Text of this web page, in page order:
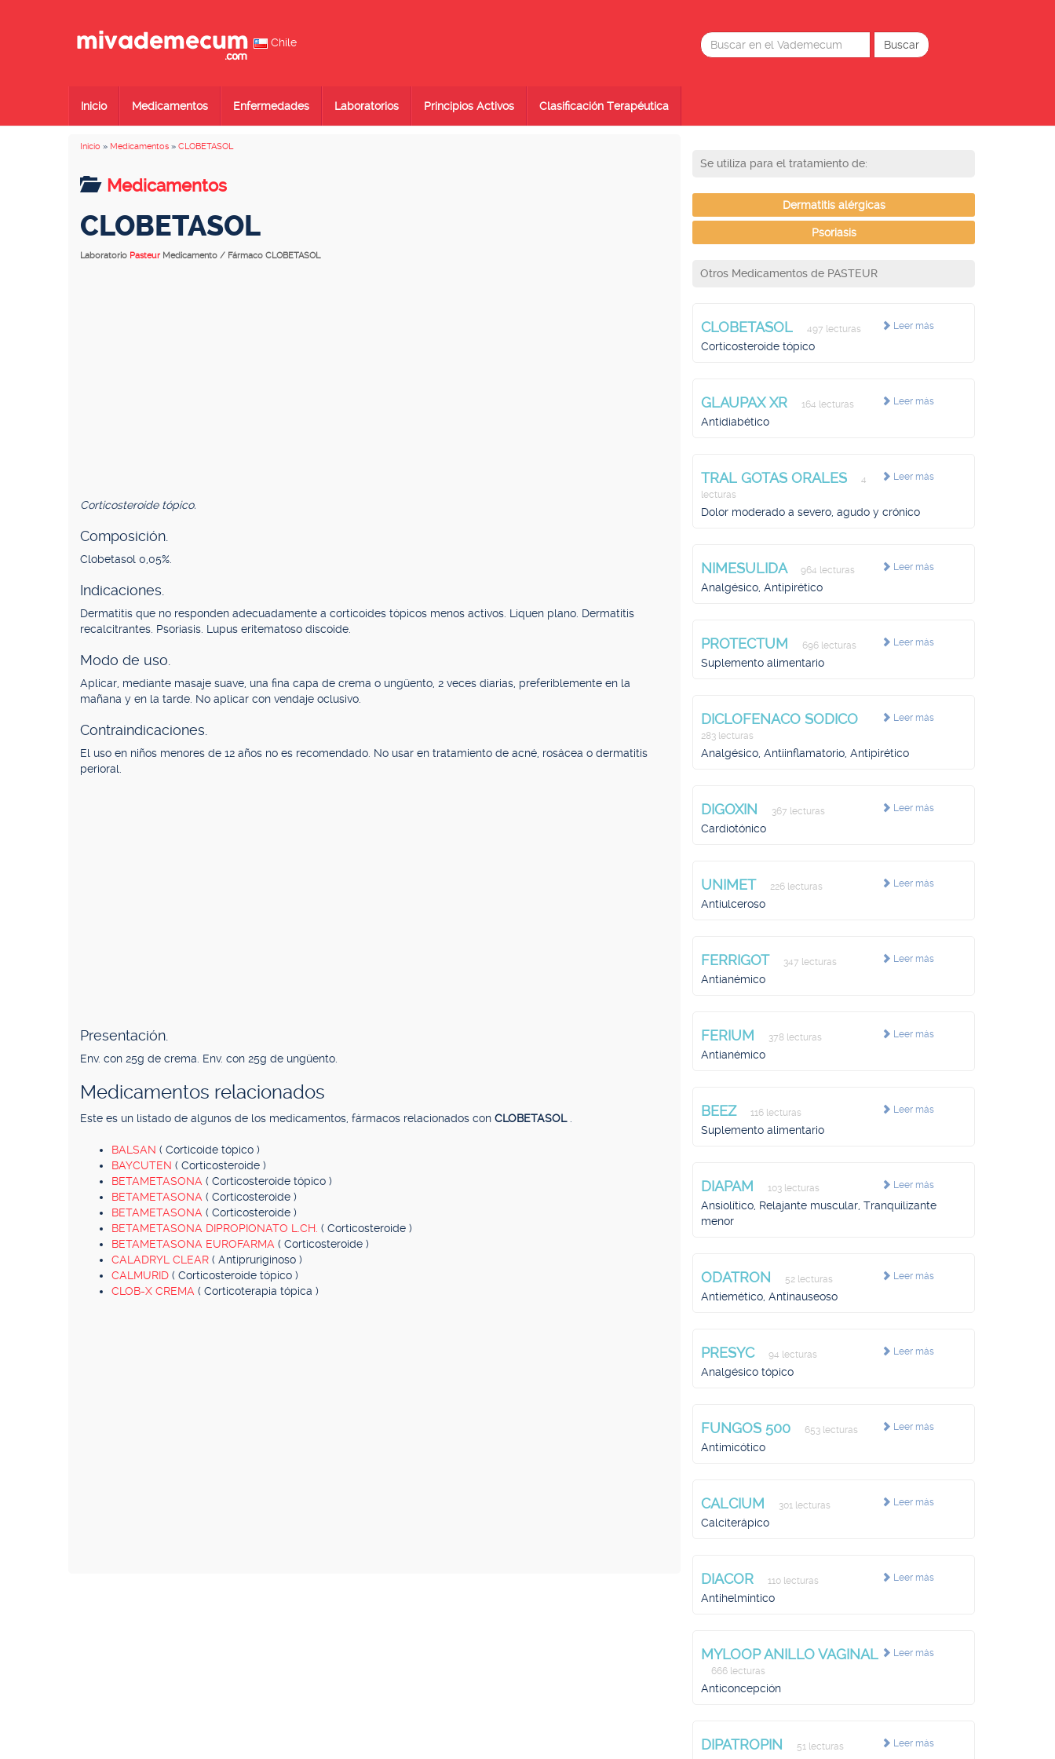
Chile
Inicio Medicamentos Enfermedades Laboratorios Principios Activos Clasificación Terapéutica
Inicio » Medicamentos » CLOBETASOL
Medicamentos
CLOBETASOL
Laboratorio Pasteur Medicamento / Fármaco CLOBETASOL
Corticosteroide tópico.
Composición.
Clobetasol 0,05%.
Indicaciones.
Dermatitis que no responden adecuadamente a corticoides tópicos menos activos. Liquen plano. Dermatitis
recalcitrantes. Psoriasis. Lupus eritematoso discoide.
Modo de uso.
Aplicar, mediante masaje suave, una fina capa de crema o ungüento, 2 veces diarias, preferiblemente en la
mañana y en la tarde. No aplicar con vendaje oclusivo.
Contraindicaciones.
El uso en niños menores de 12 años no es recomendado. No usar en tratamiento de acné, rosácea o dermatitis
perioral.
Presentación.
Env. con 25g de crema. Env. con 25g de ungüento.
Medicamentos relacionados
Este es un listado de algunos de los medicamentos, fármacos relacionados con CLOBETASOL
BALSAN ( Corticoide tópico )
BAYCUTEN ( Corticosteroide )
BETAMETASONA ( Corticosteroide tópico )
BETAMETASONA ( Corticosteroide )
BETAMETASONA ( Corticosteroide )
BETAMETASONA DIPROPIONATO L.CH. ( Corticosteroide )
BETAMETASONA EUROFARMA ( Corticosteroide )
CALADRYL CLEAR ( Antipruriginoso )
CALMURID ( Corticosteroide tópico )
CLOB-X CREMA ( Corticoterapia tópica )
Se utiliza para el tratamiento de:
Dermatitis alérgicas
Psoriasis
Otros Medicamentos de PASTEUR
Leer más
CLOBETASOL 497 lecturas
Corticosteroide tópico
Leer más
GLAUPAX XR 164 lecturas
Antidiabético
Leer más
TRAL GOTAS ORALES
4
lecturas
Dolor moderado a severo, agudo y crónico
Leer más
NIMESULIDA 964 lecturas
Analgésico, Antipirético
Leer más
PROTECTUM 696 lecturas
Suplemento alimentario
Leer más
DICLOFENACO SODICO
283 lecturas
Analgésico, Antiinflamatorio, Antipirético
Leer más
DIGOXIN 367 lecturas
Cardiotónico
Leer más
UNIMET 226 lecturas
Antiulceroso
Leer más
FERRIGOT 347 lecturas
Antianémico
Leer más
FERIUM 378 lecturas
Antianémico
Leer más
BEEZ 116 lecturas
Suplemento alimentario
Leer más
DIAPAM 103 lecturas
Ansiolítico, Relajante muscular, Tranquilizante
menor
Leer más
ODATRON 52 lecturas
Antiemético, Antinauseoso
Leer más
PRESYC 94 lecturas
Analgésico tópico
Leer más
FUNGOS 500 653 lecturas
Antimicótico
Leer más
CALCIUM 301 lecturas
Calciterápico
Leer más
DIACOR 110 lecturas
Antihelmíntico
Leer más
MYLOOP ANILLO VAGINAL
666 lecturas
Anticoncepción
Leer más
DIPATROPIN 51 lecturas